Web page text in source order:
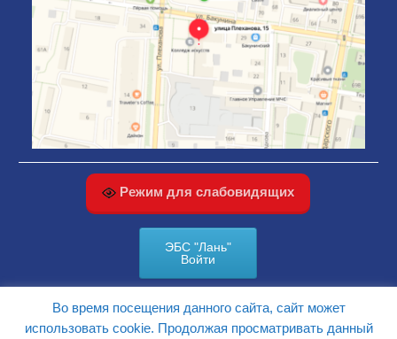
Режим для слабовидящих
ЭБС "Лань"
Войти
КАРТА САЙТА
Во время посещения данного сайта, сайт может
использовать cookie. Продолжая просматривать данный